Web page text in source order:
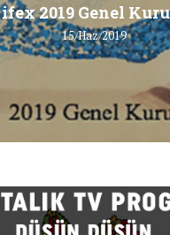
ifex 2019 Genel
15/Haz/2019